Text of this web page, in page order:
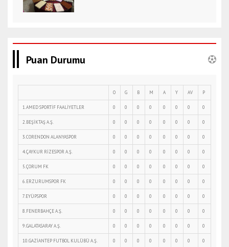
Puan Durumu
O G B M A Y AV P
1.AMED SPORTİF FAALİYETLER 0 0 0 0 0 0 0 0
2.BEŞİKTAŞ A.Ş. 0 0 0 0 0 0 0 0
3.CORENDON ALANYASPOR 0 0 0 0 0 0 0 0
4.ÇAYKUR RİZESPOR A.Ş. 0 0 0 0 0 0 0 0
5.ÇORUM FK 0 0 0 0 0 0 0 0
6.ERZURUMSPOR FK 0 0 0 0 0 0 0 0
7.EYÜPSPOR 0 0 0 0 0 0 0 0
8.FENERBAHÇE A.Ş. 0 0 0 0 0 0 0 0
9.GALATASARAY A.Ş. 0 0 0 0 0 0 0 0
10.GAZİANTEP FUTBOL KULÜBÜ A.Ş. 0 0 0 0 0 0 0 0